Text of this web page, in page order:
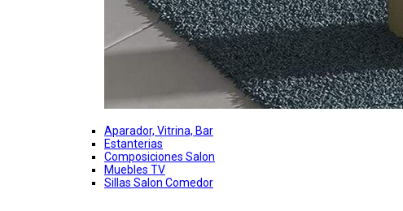
Aparador, Vitrina, Bar
Estanterias
Composiciones Salon
Muebles TV
Sillas Salon Comedor